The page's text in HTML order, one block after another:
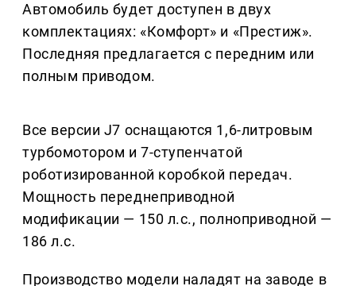
Автомобиль будет доступен в двух
комплектациях: «Комфорт» и «Престиж».
Последняя предлагается с передним или
полным приводом.
Все версии J7 оснащаются 1,6-литровым
турбомотором и 7-ступенчатой
роботизированной коробкой передач.
Мощность переднеприводной
модификации — 150 л.с., полноприводной —
186 л.с.
Производство модели наладят на заводе в